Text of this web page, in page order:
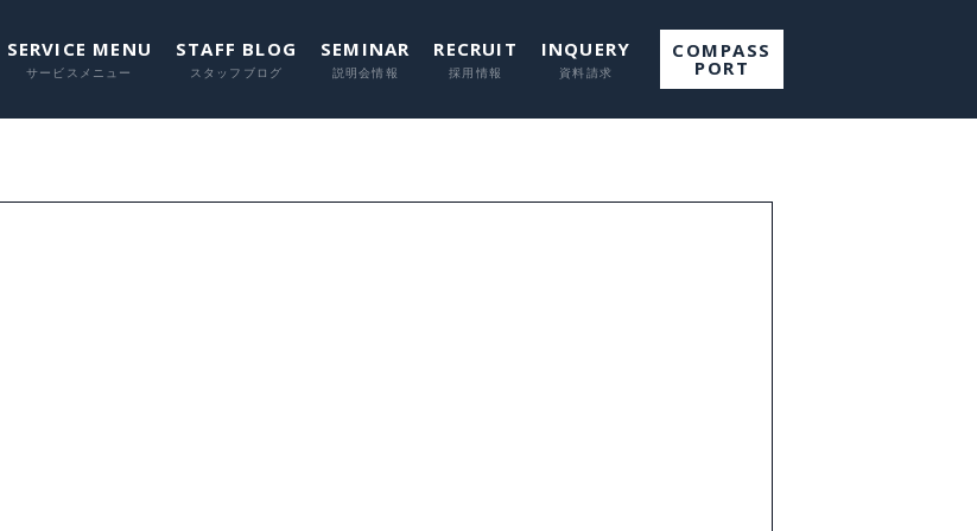
SERVICE MENU STAFF BLOG SEMINAR RECRUIT INQUERY COMPASS
PORT